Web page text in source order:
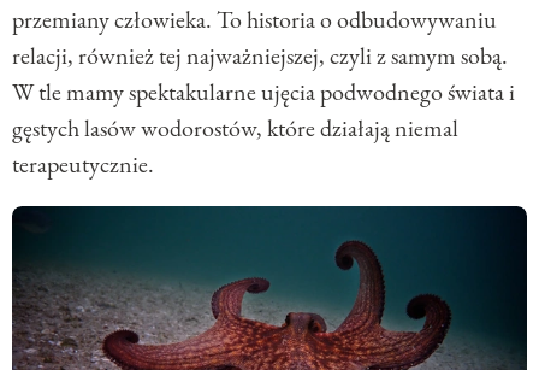
przemiany człowieka. To historia o odbudowywaniu
relacji, również tej najważniejszej, czyli z samym sobą.
W tle mamy spektakularne ujęcia podwodnego świata i
gęstych lasów wodorostów, które działają niemal
terapeutycznie.